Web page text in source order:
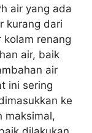
air yang ada
kurang dari
renang
air, baik
air
ini sering
ke
maksimal,